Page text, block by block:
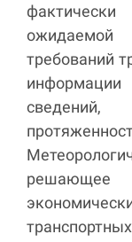
требований
информации